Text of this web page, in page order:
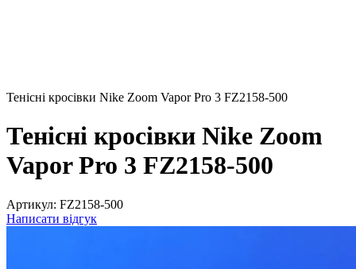
Тенісні кросівки Nike Zoom Vapor Pro 3 FZ2158-500
Тенісні кросівки Nike Zoom
Vapor Pro 3 FZ2158-500
Артикул: FZ2158-500
Написати відгук